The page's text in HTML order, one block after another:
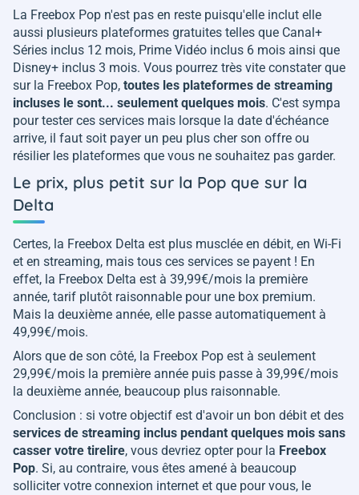
La Freebox Pop n'est pas en reste puisqu'elle inclut elle
aussi plusieurs plateformes gratuites telles que Canal+
Séries inclus 12 mois, Prime Vidéo inclus 6 mois ainsi que
Disney+ inclus 3 mois. Vous pourrez très vite constater que
sur la Freebox Pop, toutes les plateformes de streaming
incluses le sont... seulement quelques mois. C'est sympa
pour tester ces services mais lorsque la date d'échéance
arrive, il faut soit payer un peu plus cher son offre ou
résilier les plateformes que vous ne souhaitez pas garder.
Le prix, plus petit sur la Pop que sur la
Delta
Certes, la Freebox Delta est plus musclée en débit, en Wi-Fi
et en streaming, mais tous ces services se payent ! En
effet, la Freebox Delta est à 39,99€/mois la première
année, tarif plutôt raisonnable pour une box premium.
Mais la deuxième année, elle passe automatiquement à
49,99€/mois.
Alors que de son côté, la Freebox Pop est à seulement
29,99€/mois la première année puis passe à 39,99€/mois
la deuxième année, beaucoup plus raisonnable.
Conclusion : si votre objectif est d'avoir un bon débit et des
services de streaming inclus pendant quelques mois sans
casser votre tirelire, vous devriez opter pour la Freebox
Pop. Si, au contraire, vous êtes amené à beaucoup
solliciter votre connexion internet et que pour vous, le